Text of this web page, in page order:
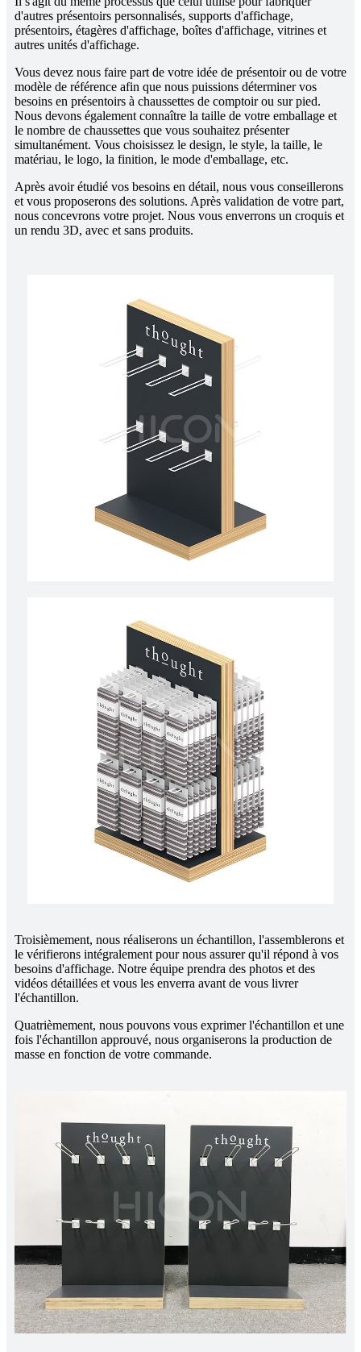
d'autres présentoirs personnalisés, supports d'affichage,
présentoirs, étagères d'affichage, boîtes d'affichage, vitrines et
autres unités d'affichage.
Vous devez nous faire part de votre idée de présentoir ou de votre
modèle de référence afin que nous puissions déterminer vos
besoins en présentoirs à chaussettes de comptoir ou sur pied.
Nous devons également connaître la taille de votre emballage et
le nombre de chaussettes que vous souhaitez présenter
simultanément. Vous choisissez le design, le style, la taille, le
matériau, le logo, la finition, le mode d'emballage, etc.
Après avoir étudié vos besoins en détail, nous vous conseillerons
et vous proposerons des solutions. Après validation de votre part,
nous concevrons votre projet. Nous vous enverrons un croquis et
un rendu 3D, avec et sans produits.
Troisièmement, nous réaliserons un échantillon, l'assemblerons et
le vérifierons intégralement pour nous assurer qu'il répond à vos
besoins d'affichage. Notre équipe prendra des photos et des
vidéos détaillées et vous les enverra avant de vous livrer
l'échantillon.
Quatrièmement, nous pouvons vous exprimer l'échantillon et une
fois l'échantillon approuvé, nous organiserons la production de
masse en fonction de votre commande.